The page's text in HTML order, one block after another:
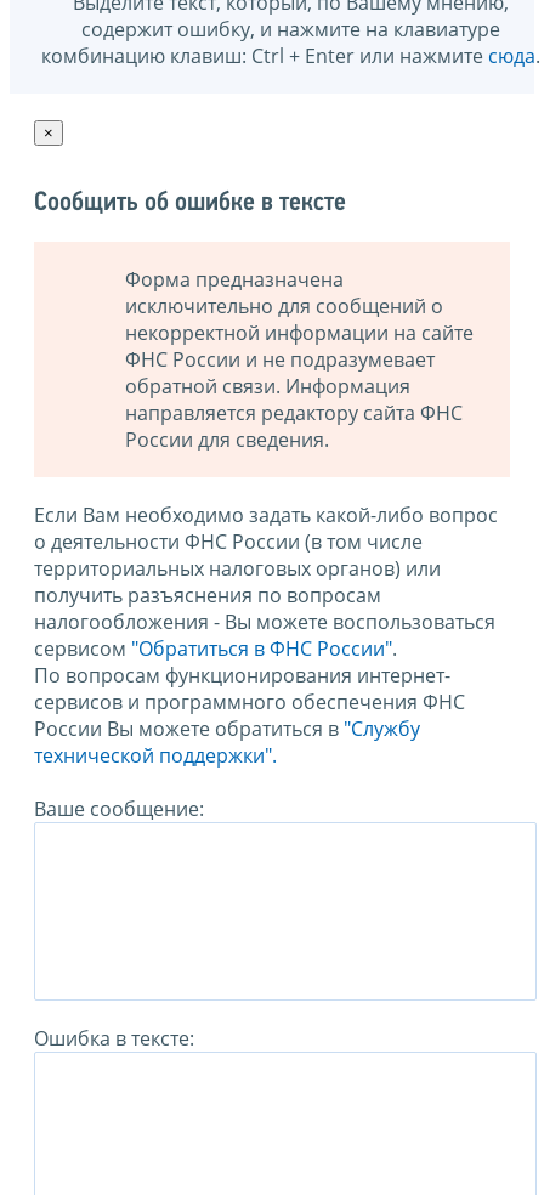
содержит ошибку, и нажмите на клавиатуре
комбинацию клавиш: Ctrl + Enter или нажмите сюда.
×
Сообщить об ошибке в тексте
Форма предназначена
исключительно для сообщений о
некорректной информации на сайте
ФНС России и не подразумевает
обратной связи. Информация
направляется редактору сайта ФНС
России для сведения.
Если Вам необходимо задать какой-либо вопрос
о деятельности ФНС России (в том числе
территориальных налоговых органов) или
получить разъяснения по вопросам
налогообложения - Вы можете воспользоваться
сервисом "Обратиться в ФНС России".
По вопросам функционирования интернет-
сервисов и программного обеспечения ФНС
России Вы можете обратиться в "Службу
технической поддержки".
Ваше сообщение:
Ошибка в тексте: